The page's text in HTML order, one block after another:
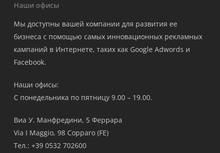
Наши офисы
Мы доступны вашей компании для развития ее
бизнеса с помощью самых инновационных рекламных
кампаний в Интернете, таких как Google Adwords и
Facebook.
Наши офисы:
С понедельника по пятницу 9.00 – 19.00.
Виа У. Манфредини, 5 Феррара
Via I Maggio, 98 Copparo (FE)
Тел.: +39 0532 702600